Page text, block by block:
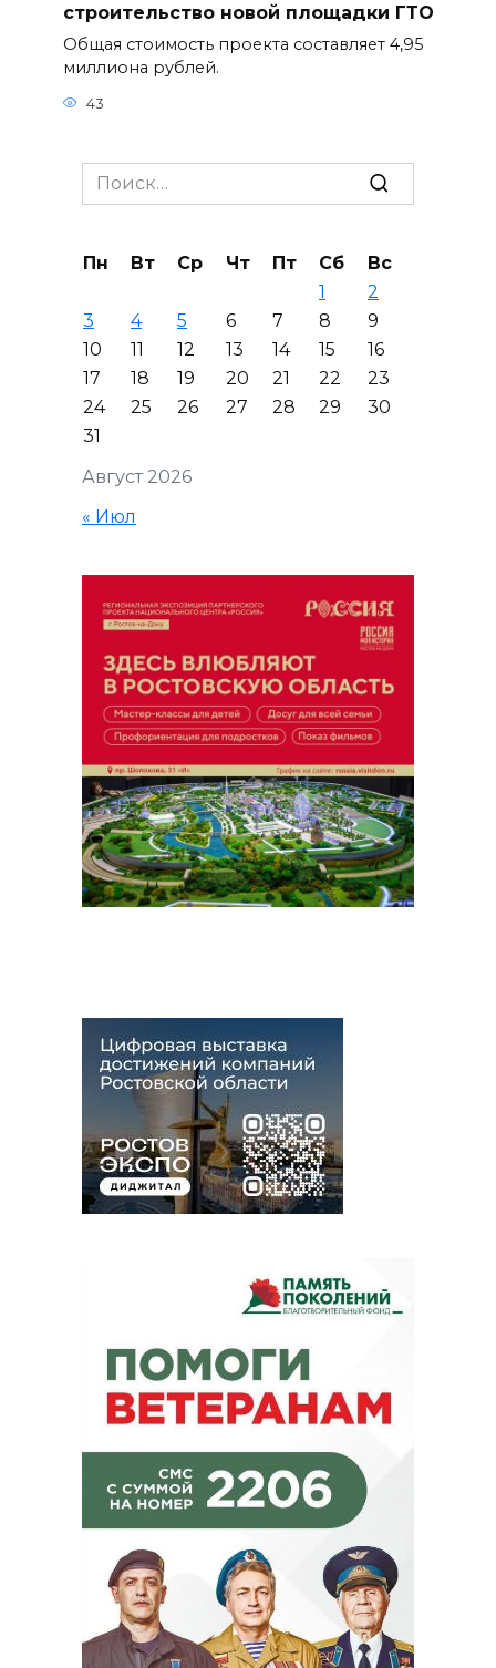
строительство новой площадки ГТО
Общая стоимость проекта составляет 4,95
миллиона рублей.
43
Search
for:
Август 2026
Пн Вт Ср Чт Пт Сб
Вс
1
2
3
4 5 6 7 8
9
10
11 12 13 14 15
16
17
18 19 20 21 22
23
24
25 26 27 28 29
30
31
« Июл